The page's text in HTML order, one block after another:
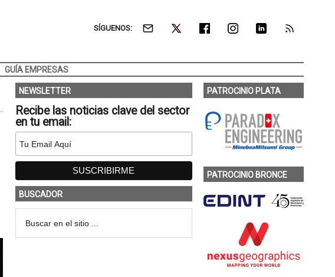
SÍGUENOS:
GUÍA EMPRESAS
NEWSLETTER
Recibe las noticias clave del sector
en tu email:
BUSCADOR
PATROCINIO PLATA
PATROCINIO BRONCE